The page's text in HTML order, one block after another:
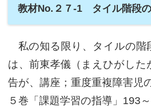
教材No.２７-1 タイル階段
私の知る限り、タイルの階
は、前東孝儀（まえひがした
告が、講座；重度重複障害児
５巻「課題学習の指導」193